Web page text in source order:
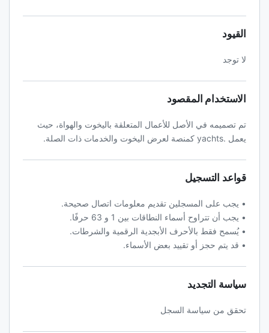
القيود
لا توجد
الاستخدام المقصود
تم تصميمه في الأصل للأعمال المتعلقة باليخوت والهواة، حيث
يعمل .yachts كمنصة لعرض اليخوت والخدمات ذات الصلة.
قواعد التسجيل
• يجب على المسجلين تقديم معلومات اتصال صحيحة.
• يجب أن تتراوح أسماء النطاقات بين 1 و 63 حرفًا.
• يُسمح فقط بالأحرف الأبجدية الرقمية والشرطات.
• قد يتم حجز أو تقييد بعض الأسماء.
سياسة التجديد
تحقق من سياسة السجل